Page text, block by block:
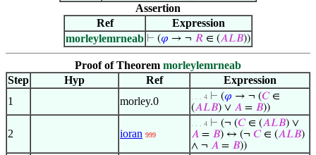
Assertion
Ref
Expression
morleylemrneab ⊢ (𝜑 → ¬ 𝑅 ∈ (𝐴𝐿𝐵))
Proof of Theorem morleylemrneab
Step
Hyp Ref
Expression
1
morley.0 . . . 4 ⊢ (𝜑 → ¬ (𝐶∈
(𝐴𝐿𝐵) ∨ 𝐴 = 𝐵))
2 ioran 999
. . . 4 ⊢ (¬ (𝐶∈ (𝐴𝐿𝐵) ∨
𝐴 = 𝐵) ↔ (¬ 𝐶∈ (𝐴𝐿𝐵)
∧ ¬ 𝐴 = 𝐵))